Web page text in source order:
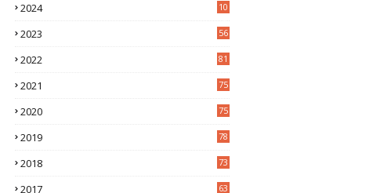
2024
10
2023 56
2022 81
2021 75
2020 75
2019 78
2018 73
2017 63